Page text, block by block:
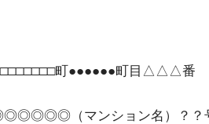
□□□□□□□町●●●●●●町目△△△番
（マンション名）？？